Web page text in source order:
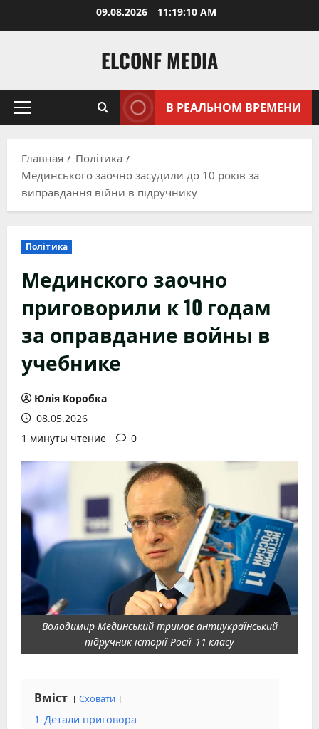
09.08.2026 11:19:11 AM
ELCONF MEDIA
Основное
В РЕАЛЬНОМ ВРЕМЕНИ
Главная
Політика
Мединського заочно засудили до 10 років за
виправдання війни в підручнику
Політика
Мединского заочно
приговорили к 10 годам
за оправдание войны в
учебнике
Юлія Коробка
08.05.2026
1 минуты чтение
0
Володимир Мединський тримає антиукраїнський
підручник історії Росії 11 класу
Вміст Сховати
1 Детали приговора